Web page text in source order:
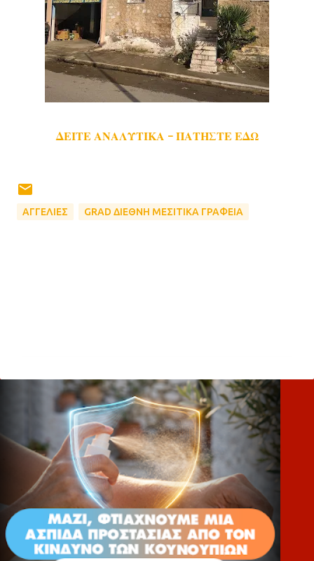
ΔΕΙΤΕ ΑΝΑΛΥΤΙΚΑ - ΠΑΤΗΣΤΕ ΕΔΩ
ΑΓΓΕΛΙΕΣ GRAD ΔΙΕΘΝΗ ΜΕΣΙΤΙΚΑ ΓΡΑΦΕΙΑ
λ